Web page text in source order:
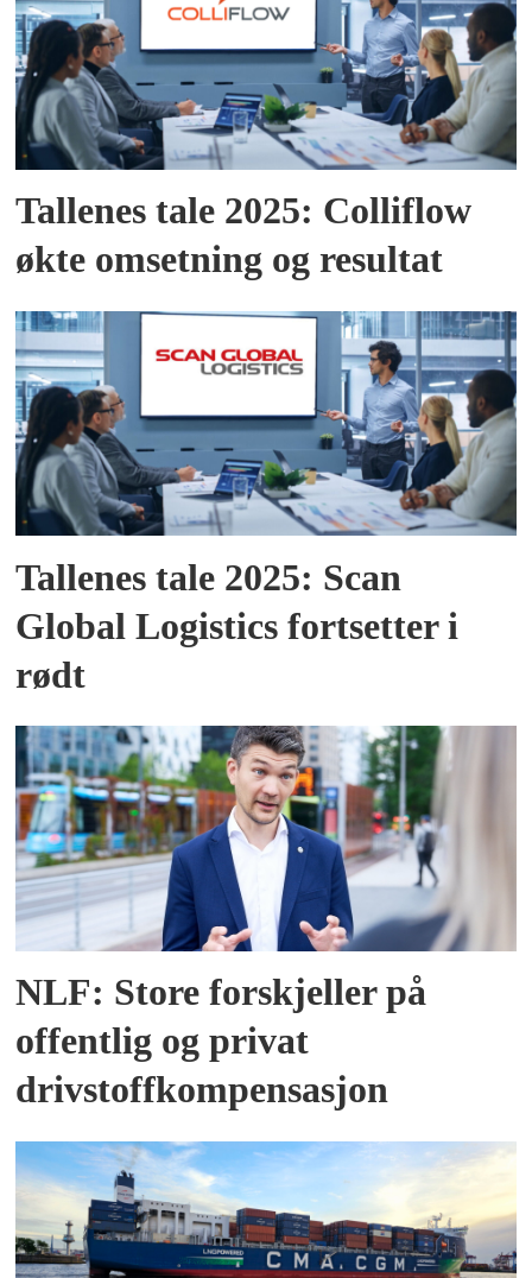
Tallenes tale 2025: Colliflow
økte omsetning og resultat
Tallenes tale 2025: Scan
Global Logistics fortsetter i
rødt
NLF: Store forskjeller på
offentlig og privat
drivstoffkompensasjon